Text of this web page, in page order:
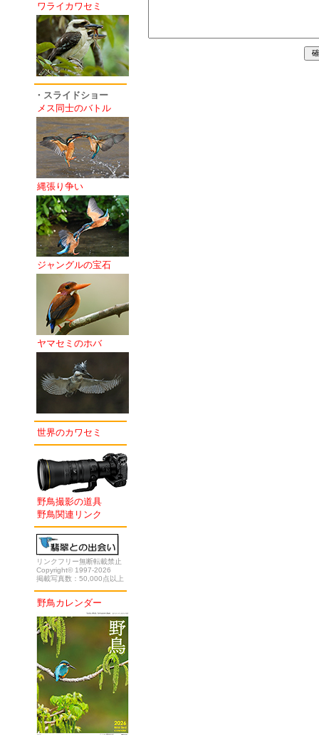
ワライカワセミ
・スライドショー
メス同士のバトル
縄張り争い
ジャングルの宝石
ヤマセミのホバ
世界のカワセミ
野鳥撮影の道具
野鳥関連リンク
リンクフリー無断転載禁止
Copyright© 1997-2026
掲載写真数：50,000点以上
野鳥カレンダー